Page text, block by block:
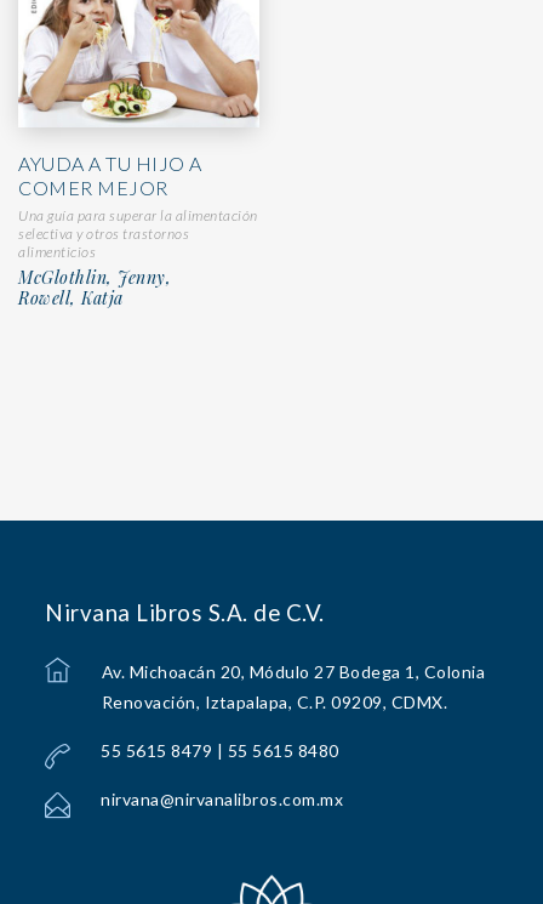
AYUDA A TU HIJO A
COMER MEJOR
Una guía para superar la alimentación
selectiva y otros trastornos
alimenticios
McGlothlin, Jenny,
Rowell, Katja
Nirvana Libros S.A. de C.V.
Av. Michoacán 20, Módulo 27 Bodega 1, Colonia
Renovación, Iztapalapa, C.P. 09209, CDMX.
55 5615 8479 | 55 5615 8480
nirvana@nirvanalibros.com.mx